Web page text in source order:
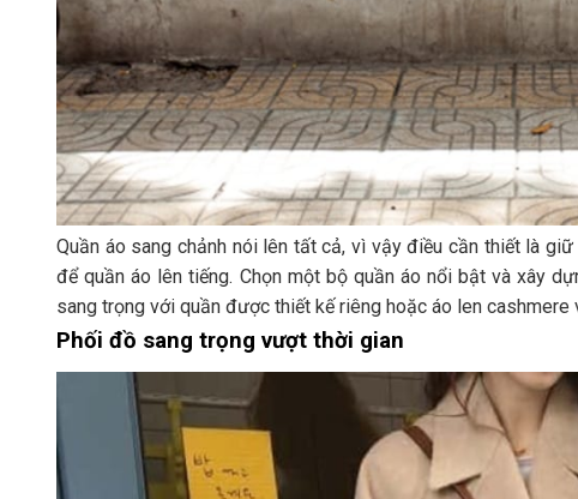
Quần áo sang chảnh nói lên tất cả, vì vậy điều cần thiết là
để quần áo lên tiếng. Chọn một bộ quần áo nổi bật và xây
sang trọng với quần được thiết kế riêng hoặc áo len cashmere
Phối đồ sang trọng vượt thời gian